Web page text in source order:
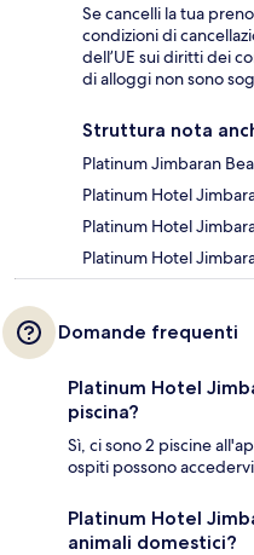
Se cancelli la tua
condizioni di
dell’UE sui diritti dei
di alloggi non sono
Struttura nota
Platinum Jimbaran
Platinum Hotel
Platinum Hotel
Platinum Hotel
Domande frequenti
Platinum Hotel
piscina?
Sì, ci sono 2 piscine
ospiti possono
Platinum Hotel
animali domestici?